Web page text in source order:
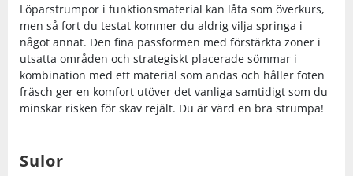
Löparstrumpor i funktionsmaterial kan låta som överkurs,
men så fort du testat kommer du aldrig vilja springa i
något annat. Den fina passformen med förstärkta zoner i
utsatta områden och strategiskt placerade sömmar i
kombination med ett material som andas och håller foten
fräsch ger en komfort utöver det vanliga samtidigt som du
minskar risken för skav rejält. Du är värd en bra strumpa!
Sulor